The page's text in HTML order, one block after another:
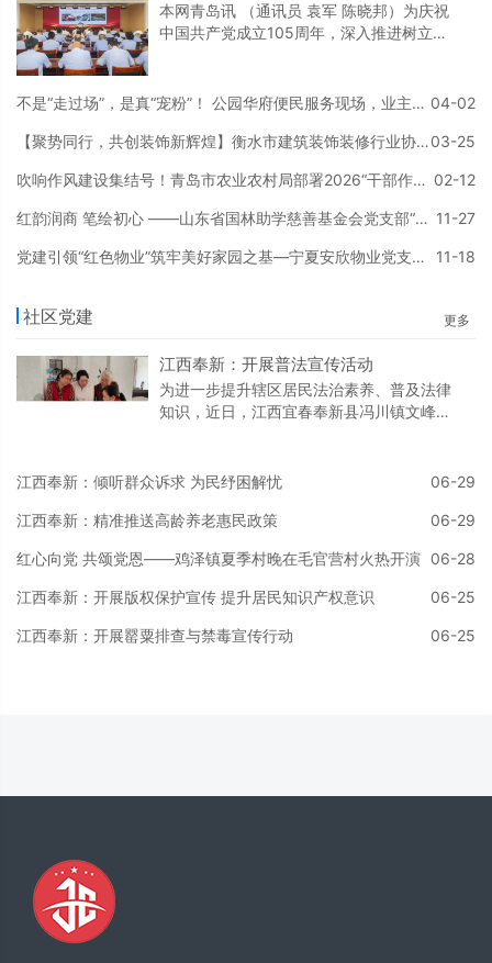
本网青岛讯 （通讯员 袁军 陈晓邦）为庆祝
中国共产党成立105周年，深入推进树立和
党委副书记、政委黄聿伟以“树立和践行正确
新答卷”为题讲授专题党课，除值班执勤外全
乎立党为公、执政为民，是检验党性修养的
重要标尺。全体党员干部要深刻认识树立和
践行
不是“走过场”，是真“宠粉”！ 公园华府便民服务现场，业主：这样的物业请来一打 04-02
【聚势同行，共创装饰新辉煌】衡水市建筑装饰装修行业协会2026年换届及年会庆典大会圆满落幕！ 03-25
吹响作风建设集结号！青岛市农业农村局部署2026“干部作风建设年” 专项行动 02-12
红韵润商 笔绘初心 ——山东省国林助学慈善基金会党支部“党建红韵润商工程”主题笔会成功举办 11-27
党建引领“红色物业”筑牢美好家园之基—宁夏安欣物业党支部以“欣心向党美好家”品牌探索基层治理新路径 11-18
社区党建 更多
江西奉新：开展普法宣传活动
为进一步提升辖区居民法治素养、普及法律
知识，近日，江西宜春奉新县冯川镇文峰社
网格员向居民发放普法手册，结合婚姻家
群众关切的法律条款，以生活实例为切入
宣讲答疑，耐心回应
江西奉新：倾听群众诉求 为民纾困解忧 06-29
江西奉新：精准推送高龄养老惠民政策 06-29
红心向党 共颂党恩——鸡泽镇夏季村晚在毛官营村火热开演 06-28
江西奉新：开展版权保护宣传 提升居民知识产权意识 06-25
江西奉新：开展罂粟排查与禁毒宣传行动 06-25